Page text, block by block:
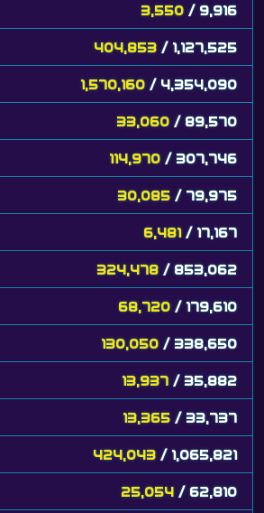
3,550 / 9,916
404,853 / 1,127,525
1,570,160 / 4,354,090
33,060 / 89,570
114,970 / 307,746
30,085 / 79,975
6,481 / 17,167
324,478 / 853,062
68,720 / 179,610
130,050 / 338,650
13,937 / 35,882
13,365 / 33,737
424,043 / 1,065,821
25,054 / 62,810